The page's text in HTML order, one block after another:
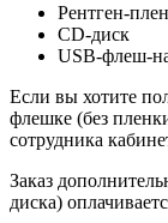
Рентген-
CD-диск
USB-флеш-
Если вы хотите
флешке (без
сотрудника
Заказ
диска)